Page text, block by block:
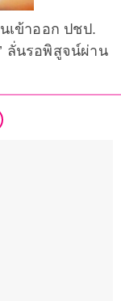
เข้าออก ปชป.
ลั่นรอพิสูจน์ผ่าน